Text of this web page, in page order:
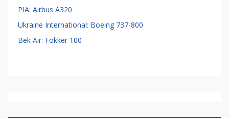
PIA: Airbus A320
Ukraine International: Boeing 737-800
Bek Air: Fokker 100